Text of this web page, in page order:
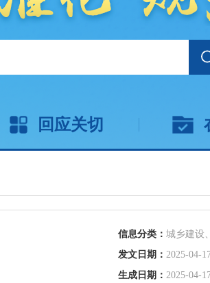
回应关切
信息分类： 城乡建设
发文日期： 2025-04-
生成日期： 2025-04-